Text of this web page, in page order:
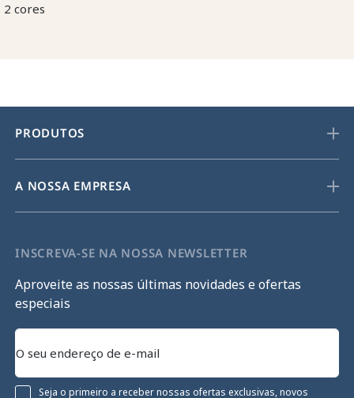
2 cores
PRODUTOS
A NOSSA EMPRESA
INSCREVA-SE NA NOSSA NEWSLETTER
Aproveite as nossas últimas novidades e ofertas
especiais
Seja o primeiro a receber nossas ofertas exclusivas, novos